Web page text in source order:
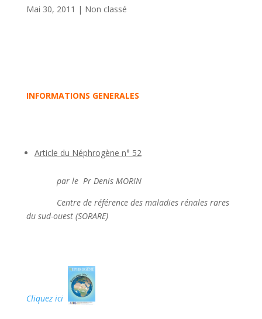
Mai 30, 2011 | Non classé
INFORMATIONS GENERALES
Article du Néphrogène n° 52
par le Pr Denis MORIN
Centre de référence des maladies rénales rares
du sud-ouest (SORARE)
Cliquez ici